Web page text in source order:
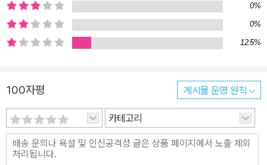
니다. 본 책으로 영어의 기초를 다진 후, 손을 사용한 input과 입을 사
용한 output 과정을 충실하게 학습하는 <영어회화 입영작 훈련 1-4
>로 영어를 완성하세요! <영어회화 입영작 훈련>으로 훈련하면… ①
있습니다. ② 이해하기 쉬운 패턴 설명 + 이해하기 쉬운 예문 = 쉽게
스스로 예문을 만드는 능력이 생겨납니다. ③ 영작 훈련이 어순대로
진행되기 때문에 자연스럽게 영어 어순에 익숙해집니다. ④ 반복적인
입 영작 훈련을 통해 output의 오류 횟수가 줄어들고 속도가 빨라지
게 되어 스피킹 시험 즉, TOEIC Speaking, OPIc 등에서의 고득점
0%
0%
12.5%
100자평 게시물 운영 원칙
카테고리